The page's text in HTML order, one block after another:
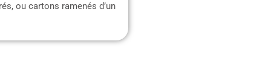
ou cartons ramenés d’un